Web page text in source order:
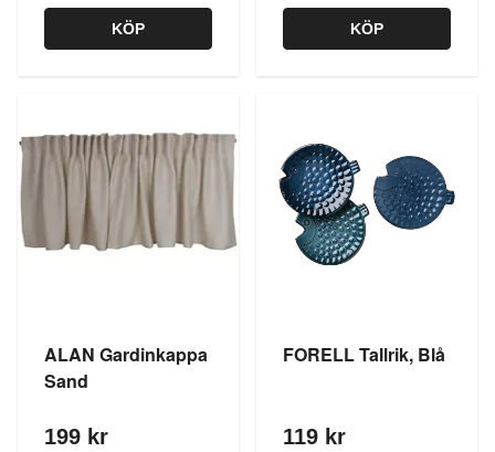
KÖP KÖP
ALAN Gardinkappa
Sand
199 kr
FORELL Tallrik, Blå
119 kr